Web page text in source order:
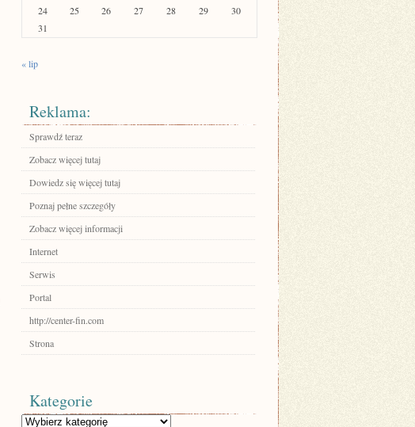
24
25 26 27 28 29
30
31
« lip
Reklama:
Sprawdź teraz
Zobacz więcej tutaj
Dowiedz się więcej tutaj
Poznaj pełne szczegóły
Zobacz więcej informacji
Internet
Serwis
Portal
http://center-fin.com
Strona
Kategorie
Kategorie